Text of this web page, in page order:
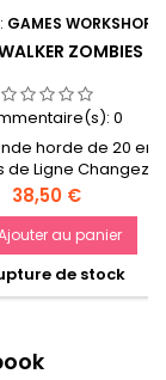
GAMES WORKSHOP
ZOMBIES
0
horde de 20 en
de Ligne Changez
en zombies
Venez à
combattants de
sous le poids du
nombre
Prix
38,50 €
au panier
de stock